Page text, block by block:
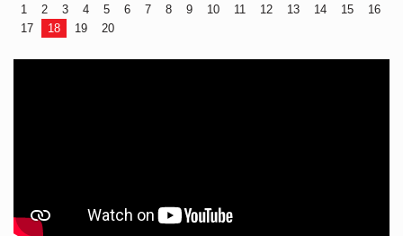
1 2 3 4 5 6 7 8 9 10 11 12 13 14 15
16
17
18 19 20